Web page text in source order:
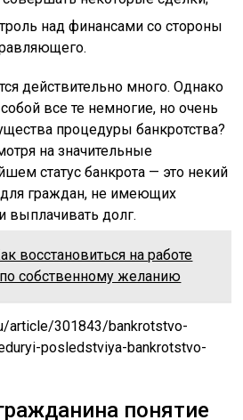
над финансами со стороны
действительно много. Однако
все те немногие, но очень
процедуры банкротства?
на значительные
статус банкрота — это некий
для граждан, не имеющих
выплачивать долг.
восстановиться на работе
собственному желанию
article/301843/bankrotstvo-
posledstviya-bankrotstvo-
понятие